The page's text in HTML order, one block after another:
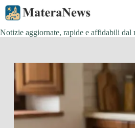
Salta
contenuto
Notizie aggiornate, rapide e affidabili dal